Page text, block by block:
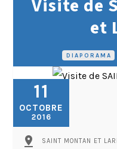
DIAPORAMA
Visite de
et
11
OCTOBRE
2016
pin_drop SAINT MONTAN ET